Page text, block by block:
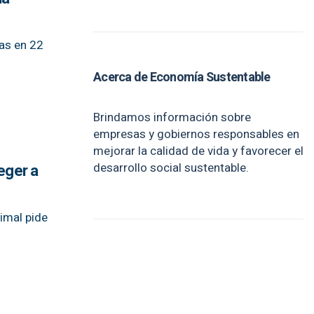
en 22
a
pide
Acerca de Economía Sustentable
Brindamos información sobre
empresas y gobiernos responsables en
mejorar la calidad de vida y favorecer el
desarrollo social sustentable.